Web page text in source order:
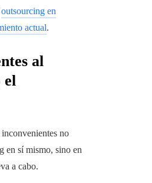
outsourcing en
actual.
al
el
no
en sí mismo, sino en
a cabo.